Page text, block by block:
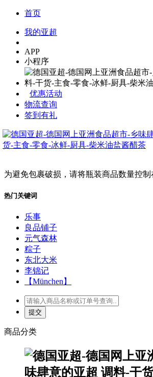
首页
我的亚超
APP
小程序
优惠活动
物流查询
签到有礼
为避免包裹破损，请将瓶装商品数量控制
热门关键词
乐事
良品铺子
元气森林
粽子
东北大米
李锦记
【München】
商品分类